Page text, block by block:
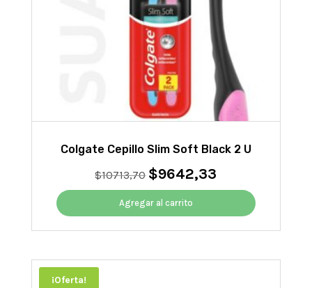
Colgate Cepillo Slim Soft Black 2 U
$10713,70 El
precio
original
era:
$10713,70.
$9642,33
precio
es:
$9642,33.
Agregar al carrito
¡Oferta!